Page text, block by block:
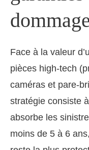
Face à la valeur
pièces high-tech
caméras et pare-
stratégie consiste
absorbe les
moins de 5 à 6 ans,